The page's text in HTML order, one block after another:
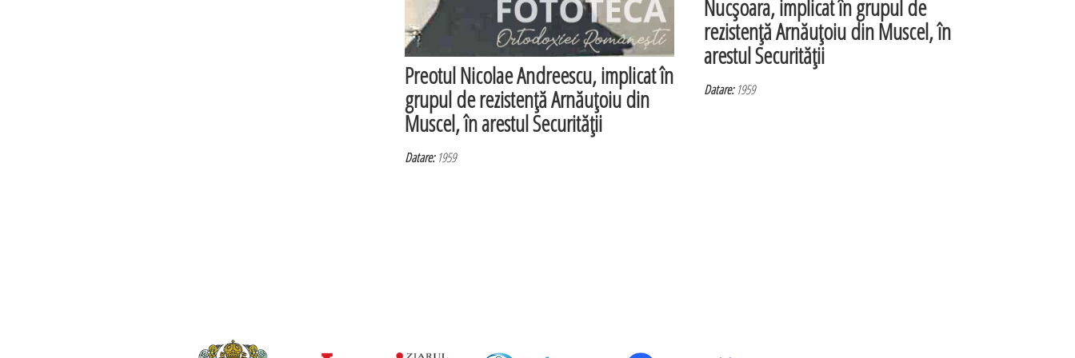
Nucşoara, implicat în grupul de
rezistenţă Arnăuţoiu din Muscel, în
arestul Securităţii
Datare:1959
Preotul Nicolae Andreescu, implicat în
grupul de rezistenţă Arnăuţoiu din
Muscel, în arestul Securităţii
Datare:1959